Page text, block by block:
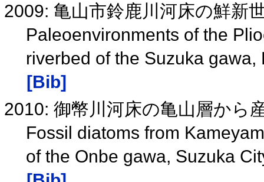
2009: 亀山市鈴鹿川河床の鮮新
Paleoenvironments of the
riverbed of the Suzuka
[Bib]
2010: 御幣川河床の亀山層から
Fossil diatoms from
of the Onbe gawa, Suzuka